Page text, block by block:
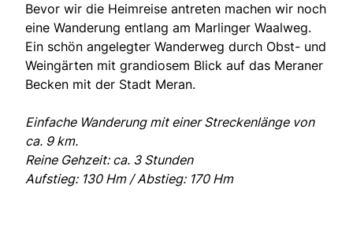
Bevor wir die Heimreise antreten machen wir noch
eine Wanderung entlang am Marlinger Waalweg.
Ein schön angelegter Wanderweg durch Obst- und
Weingärten mit grandiosem Blick auf das Meraner
Becken mit der Stadt Meran.
Einfache Wanderung mit einer Streckenlänge von
ca. 9 km.
Reine Gehzeit: ca. 3 Stunden
Aufstieg: 130 Hm / Abstieg: 170 Hm